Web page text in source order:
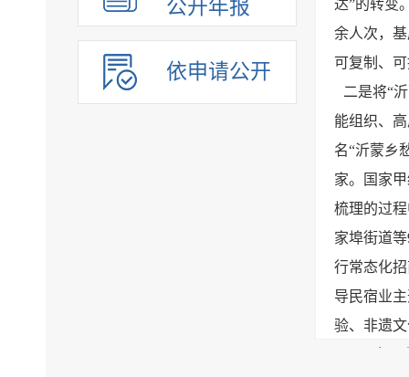
公开年报
依申请公开
达”的转变
余人次，
可复制、
二是将“
能组织、
名“沂蒙乡
家。国家
梳理的过
家埠街道
行常态化
导民宿业
验、非遗